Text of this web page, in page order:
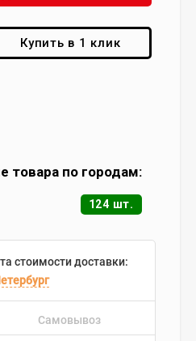
Купить в 1 клик
товара по городам:
124 шт.
стоимости доставки:
Самовывоз